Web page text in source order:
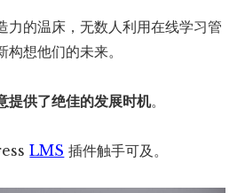
力的温床，无数人利用在线学习管
构想他们的未来。
提供了绝佳的发展时机。
LMS 插件触手可及。